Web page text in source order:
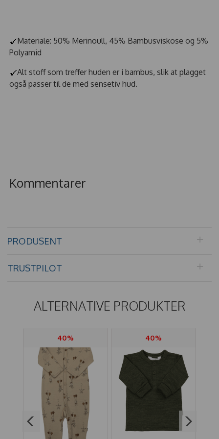
Materiale: 50% Merinoull, 45% Bambusviskose og 5%
Polyamid
Alt stoff som treffer huden er i bambus, slik at plagget
også passer til de med sensetiv hud.
Kommentarer
PRODUSENT
TRUSTPILOT
ALTERNATIVE PRODUKTER
40% 40%